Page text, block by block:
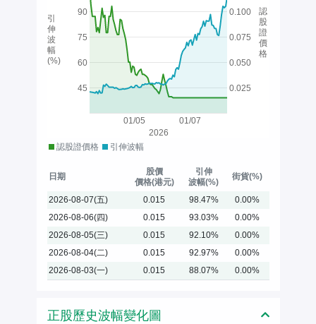
01/05 01/07
45
60
75
90
0.025
0.050
0.075
0.100
2026
引
伸
波
幅
(%)
認
股
證
價
格
認股證價格 引伸波幅
日期
股價
價格(港元)
引伸
波幅(%)
街貨(%)
2026-08-07(五) 0.015 98.47%
0.00%
2026-08-06(四)
0.015 93.03%
0.00%
2026-08-05(三)
0.015 92.10%
0.00%
2026-08-04(二)
0.015 92.97%
0.00%
2026-08-03(一)
0.015 88.07% 0.00%
正股歷史波幅變化圖